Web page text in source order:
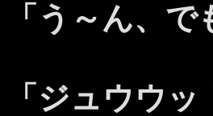
「う～ん、
「ジュウウ